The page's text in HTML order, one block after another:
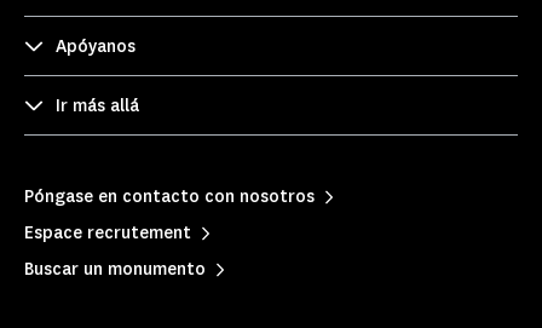
Apóyanos
Ir más allá
Póngase en contacto con nosotros
Espace recrutement
Buscar un monumento